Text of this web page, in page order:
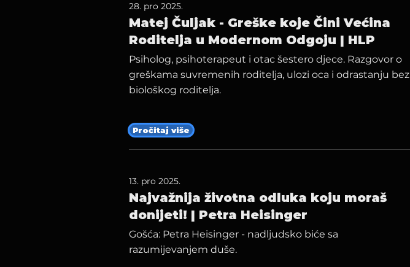
28. pro 2025.
Matej Čuljak - Greške koje Čini Većina
Roditelja u Modernom Odgoju | HLP
Psiholog, psihoterapeut i otac šestero djece. Razgovor o
greškama suvremenih roditelja, ulozi oca i odrastanju bez
biološkog roditelja.
Pročitaj više
13. pro 2025.
Najvažnija životna odluka koju moraš
donijeti! | Petra Heisinger
Gošća: Petra Heisinger - nadljudsko biće sa
razumijevanjem duše.